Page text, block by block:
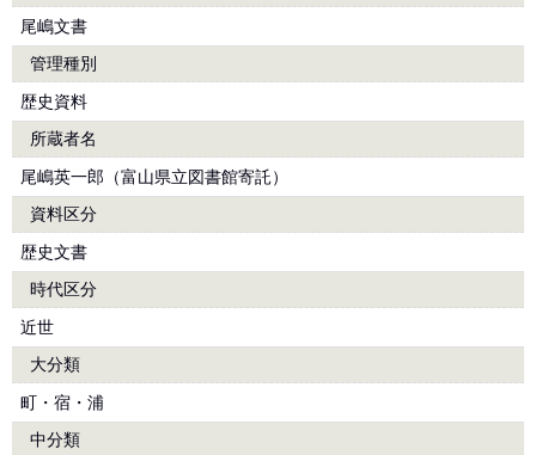
尾嶋文書
管理種別
歴史資料
所蔵者名
尾嶋英一郎（富山県立図書館寄託）
資料区分
歴史文書
時代区分
近世
大分類
町・宿・浦
中分類